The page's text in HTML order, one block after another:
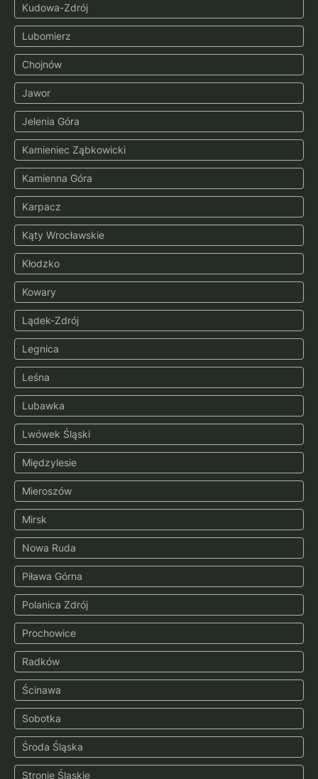
Kudowa-Zdrój
Lubomierz
Chojnów
Jawor
Jelenia Góra
Kamieniec Ząbkowicki
Kamienna Góra
Karpacz
Kąty Wrocławskie
Kłodzko
Kowary
Lądek-Zdrój
Legnica
Leśna
Lubawka
Lwówek Śląski
Międzylesie
Mieroszów
Mirsk
Nowa Ruda
Piława Górna
Polanica Zdrój
Prochowice
Radków
Ścinawa
Sobotka
Środa Śląska
Stronie Śląskie